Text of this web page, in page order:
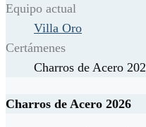
Equipo actual
Villa Oro
Certámenes
Charros de Acero
Charros de Acero 2026